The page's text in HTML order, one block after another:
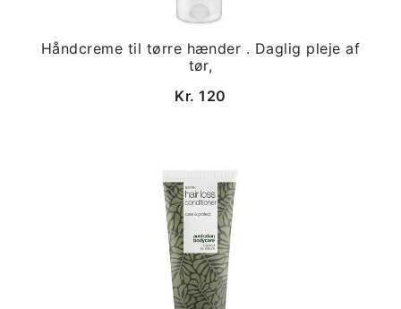
Håndcreme til tørre hænder . Daglig pleje af
tør,
Kr. 120